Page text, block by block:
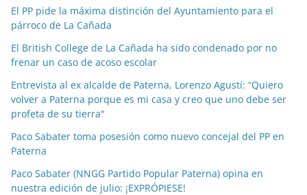
a
s
p
o
m
e
e
El PP pide la máxima distinción del Ayuntamiento para el
párroco de La Cañada
El British College de La Cañada ha sido condenado por no
frenar un caso de acoso escolar
Entrevista al ex alcalde de Paterna, Lorenzo Agustí: “Quiero
volver a Paterna porque es mi casa y creo que uno debe ser
profeta de su tierra"
Paco Sabater toma posesión como nuevo concejal del PP en
Paterna
Paco Sabater (NNGG Partido Popular Paterna) opina en
nuestra edición de julio: ¡EXPRÓPIESE!